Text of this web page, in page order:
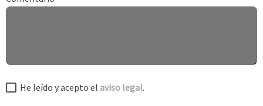
He leído y acepto el aviso legal.